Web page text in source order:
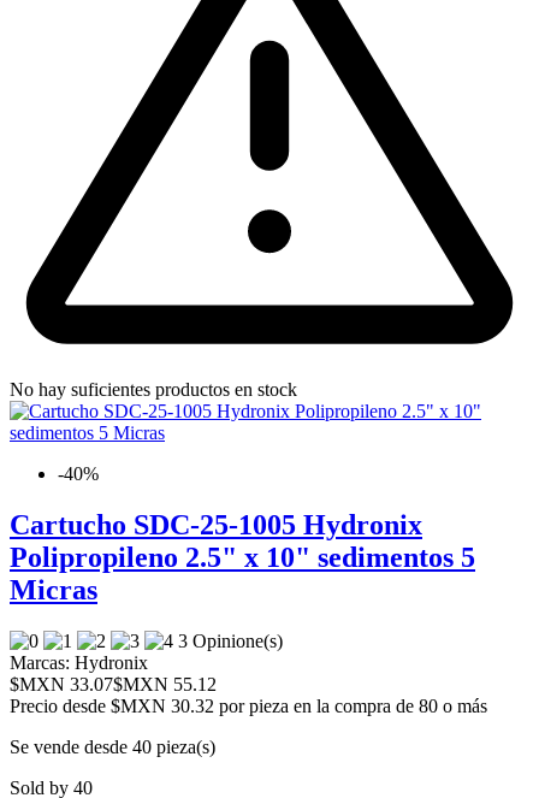
No hay suficientes productos en stock
-40%
Cartucho SDC-25-1005 Hydronix
Polipropileno 2.5" x 10" sedimentos 5
Micras
3 Opinione(s)
Marcas: Hydronix
$MXN 33.07$MXN 55.12
Precio desde $MXN 30.32 por pieza en la compra de 80 o más
Se vende desde 40 pieza(s)
Sold by 40